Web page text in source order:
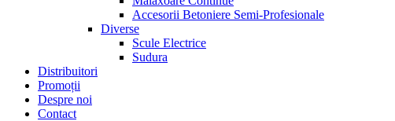
Accesorii Betoniere Semi-Profesionale
Diverse
Scule Electrice
Sudura
Distribuitori
Promoții
Despre noi
Contact